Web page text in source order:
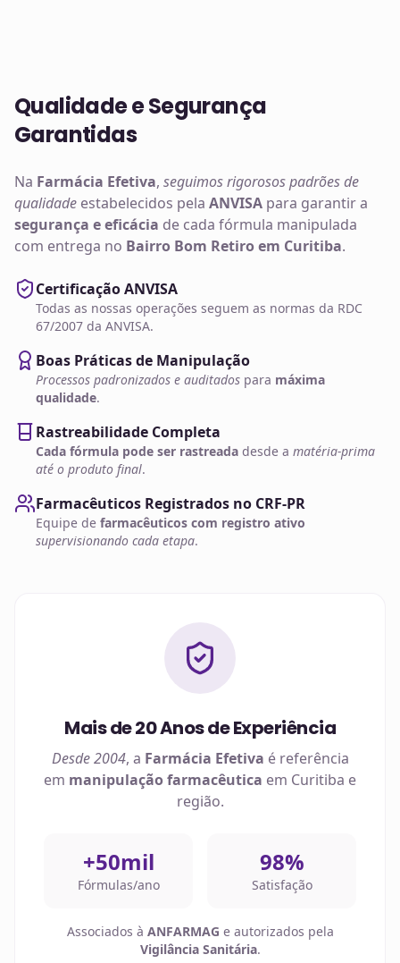
Qualidade e Segurança
Garantidas
Na Farmácia Efetiva, seguimos rigorosos padrões de
qualidade estabelecidos pela ANVISA para garantir a
segurança e eficácia de cada fórmula manipulada
com entrega no Bairro Bom Retiro em Curitiba.
Certificação ANVISA
Todas as nossas operações seguem as normas da RDC
67/2007 da ANVISA.
Boas Práticas de Manipulação
Processos padronizados e auditados para máxima
qualidade.
Rastreabilidade Completa
Cada fórmula pode ser rastreada desde a matéria-prima
até o produto final.
Farmacêuticos Registrados no CRF-PR
Equipe de farmacêuticos com registro ativo
supervisionando cada etapa.
Mais de 20 Anos de Experiência
Desde 2004, a Farmácia Efetiva é referência
em manipulação farmacêutica em Curitiba e
região.
+50mil
Fórmulas/ano
98%
Satisfação
Associados à ANFARMAG e autorizados pela
Vigilância Sanitária.